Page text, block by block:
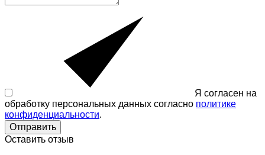
Я согласен на
обработку персональных данных согласно политике
конфиденциальности.
Отправить
Оставить отзыв